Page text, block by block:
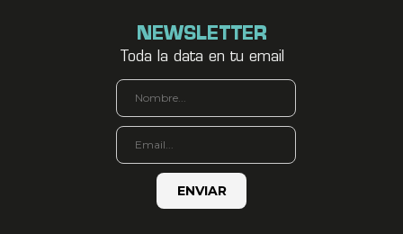
NEWSLETTER
Toda la data en tu email